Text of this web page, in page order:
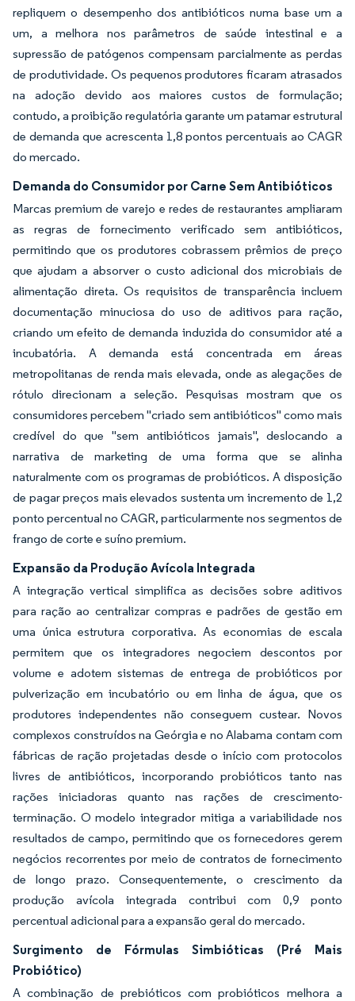
repliquem o desempenho dos antibióticos numa base um a
um, a melhora nos parâmetros de saúde intestinal e a
supressão de patógenos compensam parcialmente as perdas
de produtividade. Os pequenos produtores ficaram atrasados
na adoção devido aos maiores custos de formulação;
contudo, a proibição regulatória garante um patamar estrutural
de demanda que acrescenta 1,8 pontos percentuais ao CAGR
do mercado.
Demanda do Consumidor por Carne Sem Antibióticos
Marcas premium de varejo e redes de restaurantes ampliaram
as regras de fornecimento verificado sem antibióticos,
permitindo que os produtores cobrassem prêmios de preço
que ajudam a absorver o custo adicional dos microbiais de
alimentação direta. Os requisitos de transparência incluem
documentação minuciosa do uso de aditivos para ração,
criando um efeito de demanda induzida do consumidor até a
incubatória. A demanda está concentrada em áreas
metropolitanas de renda mais elevada, onde as alegações de
rótulo direcionam a seleção. Pesquisas mostram que os
consumidores percebem "criado sem antibióticos" como mais
credível do que "sem antibióticos jamais", deslocando a
narrativa de marketing de uma forma que se alinha
naturalmente com os programas de probióticos. A disposição
de pagar preços mais elevados sustenta um incremento de 1,2
ponto percentual no CAGR, particularmente nos segmentos de
frango de corte e suíno premium.
Expansão da Produção Avícola Integrada
A integração vertical simplifica as decisões sobre aditivos
para ração ao centralizar compras e padrões de gestão em
uma única estrutura corporativa. As economias de escala
permitem que os integradores negociem descontos por
volume e adotem sistemas de entrega de probióticos por
pulverização em incubatório ou em linha de água, que os
produtores independentes não conseguem custear. Novos
complexos construídos na Geórgia e no Alabama contam com
fábricas de ração projetadas desde o início com protocolos
livres de antibióticos, incorporando probióticos tanto nas
rações iniciadoras quanto nas rações de crescimento-
terminação. O modelo integrador mitiga a variabilidade nos
resultados de campo, permitindo que os fornecedores gerem
negócios recorrentes por meio de contratos de fornecimento
de longo prazo. Consequentemente, o crescimento da
produção avícola integrada contribui com 0,9 ponto
percentual adicional para a expansão geral do mercado.
Surgimento de Fórmulas Simbióticas (Pré Mais
Probiótico)
A combinação de prebióticos com probióticos melhora a